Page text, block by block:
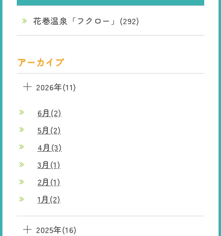
花巻温泉「フクロー」(292)
アーカイブ
2026年(11)
6月(2)
5月(2)
4月(3)
3月(1)
2月(1)
1月(2)
2025年(16)